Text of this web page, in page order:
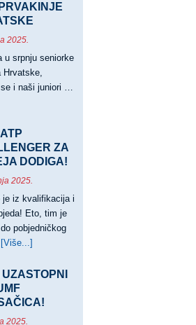
PRVAKA
2025.
u srpnju seniorke
Hrvatske,
se i naši juniori …
ZA
DODIGA!
2025.
je iz kvalifikacija i
Eto, tim je
pobjedničkog
[Više...]
ATP
ZA
2025.